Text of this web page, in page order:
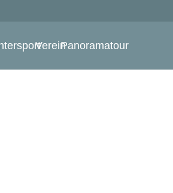
VereinPanoramatour